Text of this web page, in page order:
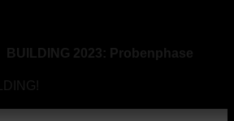
2023: Probenphase